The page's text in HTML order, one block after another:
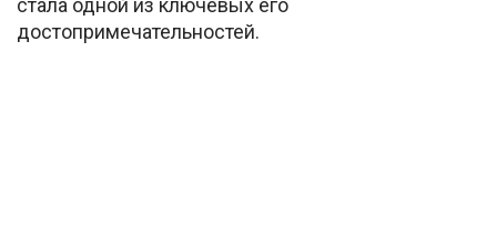
достопримечательностей.